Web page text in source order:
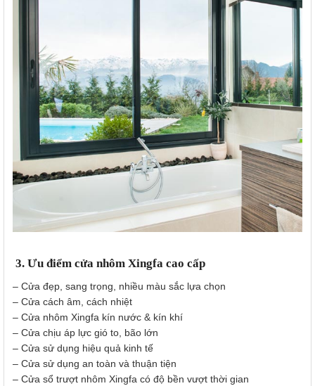
3. Ưu điểm cửa nhôm Xingfa cao cấp
– Cửa đẹp, sang trọng, nhiều màu sắc lựa chọn
– Cửa cách âm, cách nhiệt
– Cửa nhôm Xingfa kín nước & kín khí
– Cửa chịu áp lực gió to, bão lớn
– Cửa sử dụng hiệu quả kinh tế
– Cửa sử dụng an toàn và thuận tiện
– Cửa sổ trượt nhôm Xingfa có độ bền vượt thời gian